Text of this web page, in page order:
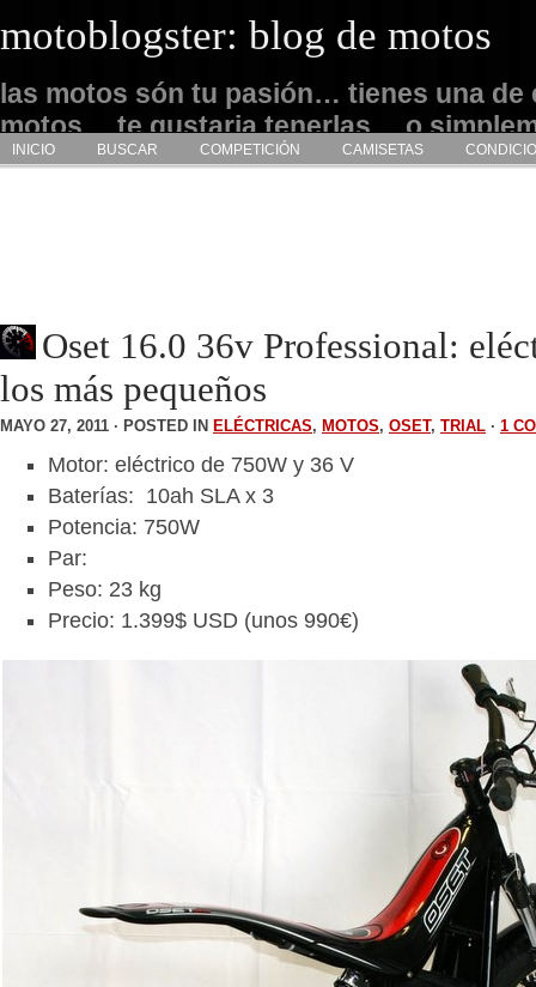
motoblogster: blog de motos
las motos són tu pasión… tienes una de
motos… te gustaria tenerlas… o
admirarlas… este es tu sitio
INICIO BUSCAR COMPETICIÓN CAMISETAS
Oset 16.0 36v Professional:
los más pequeños
MAYO 27, 2011 · POSTED IN ELÉCTRICAS, MOTOS, OSET, TRIAL · 1
Motor: eléctrico de 750W y 36 V
Baterías: 10ah SLA x 3
Potencia: 750W
Par:
Peso: 23 kg
Precio: 1.399$ USD (unos 990€)